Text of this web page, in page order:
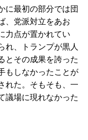
に最初の部分では団
、党派対立をあお
力点が置かれてい
れ、トランプが黒人
とその成果を誇った
もしなかったことが
れた。そもそも、一
議場に現れなかった